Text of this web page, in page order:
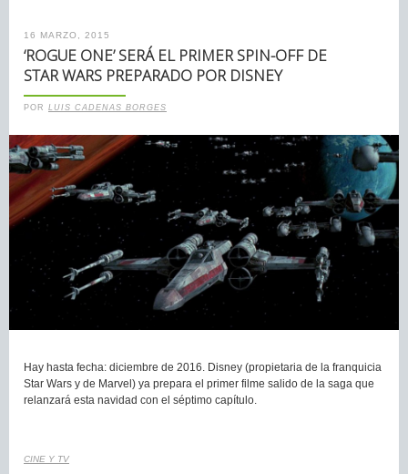
16 MARZO, 2015
‘ROGUE ONE’ SERÁ EL PRIMER SPIN-OFF DE
STAR WARS PREPARADO POR DISNEY
POR LUIS CADENAS BORGES
Hay hasta fecha: diciembre de 2016. Disney (propietaria de la franquicia
Star Wars y de Marvel) ya prepara el primer filme salido de la saga que
relanzará esta navidad con el séptimo capítulo.
CINE Y TV